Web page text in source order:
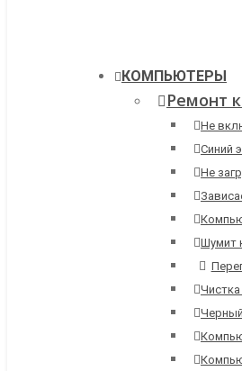
КОМПЬЮТЕРЫ
Ремонт
Не
Синий
Не
Шумит